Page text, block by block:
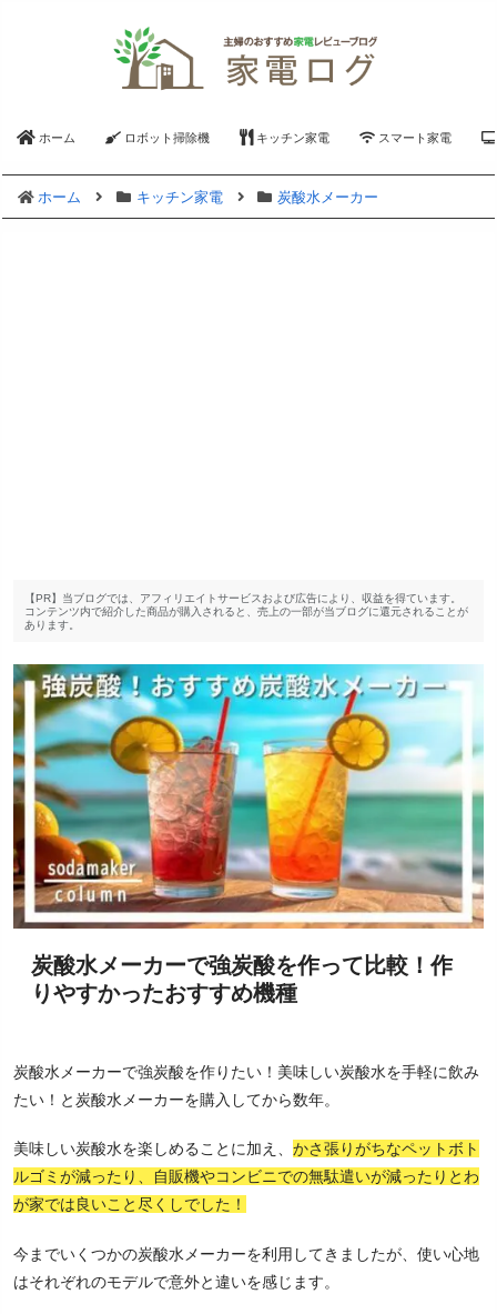
ホーム ロボット掃除機 キッチン家電 スマート家電
ホーム キッチン家電 炭酸水メーカー
【PR】当ブログでは、アフィリエイトサービスおよび広告により、収益を得ています。
コンテンツ内で紹介した商品が購入されると、売上の一部が当ブログに還元されることが
あります。
炭酸水メーカーで強炭酸を作って比較！作
りやすかったおすすめ機種
炭酸水メーカーで強炭酸を作りたい！美味しい炭酸水を手軽に飲み
たい！と炭酸水メーカーを購入してから数年。
美味しい炭酸水を楽しめることに加え、 かさ張りがちなペットボト
ルゴミが減ったり、自販機やコンビニでの無駄遣いが減ったりとわ
が家では良いこと尽くしでした！
今までいくつかの炭酸水メーカーを利用してきましたが、使い心地
はそれぞれのモデルで意外と違いを感じます。